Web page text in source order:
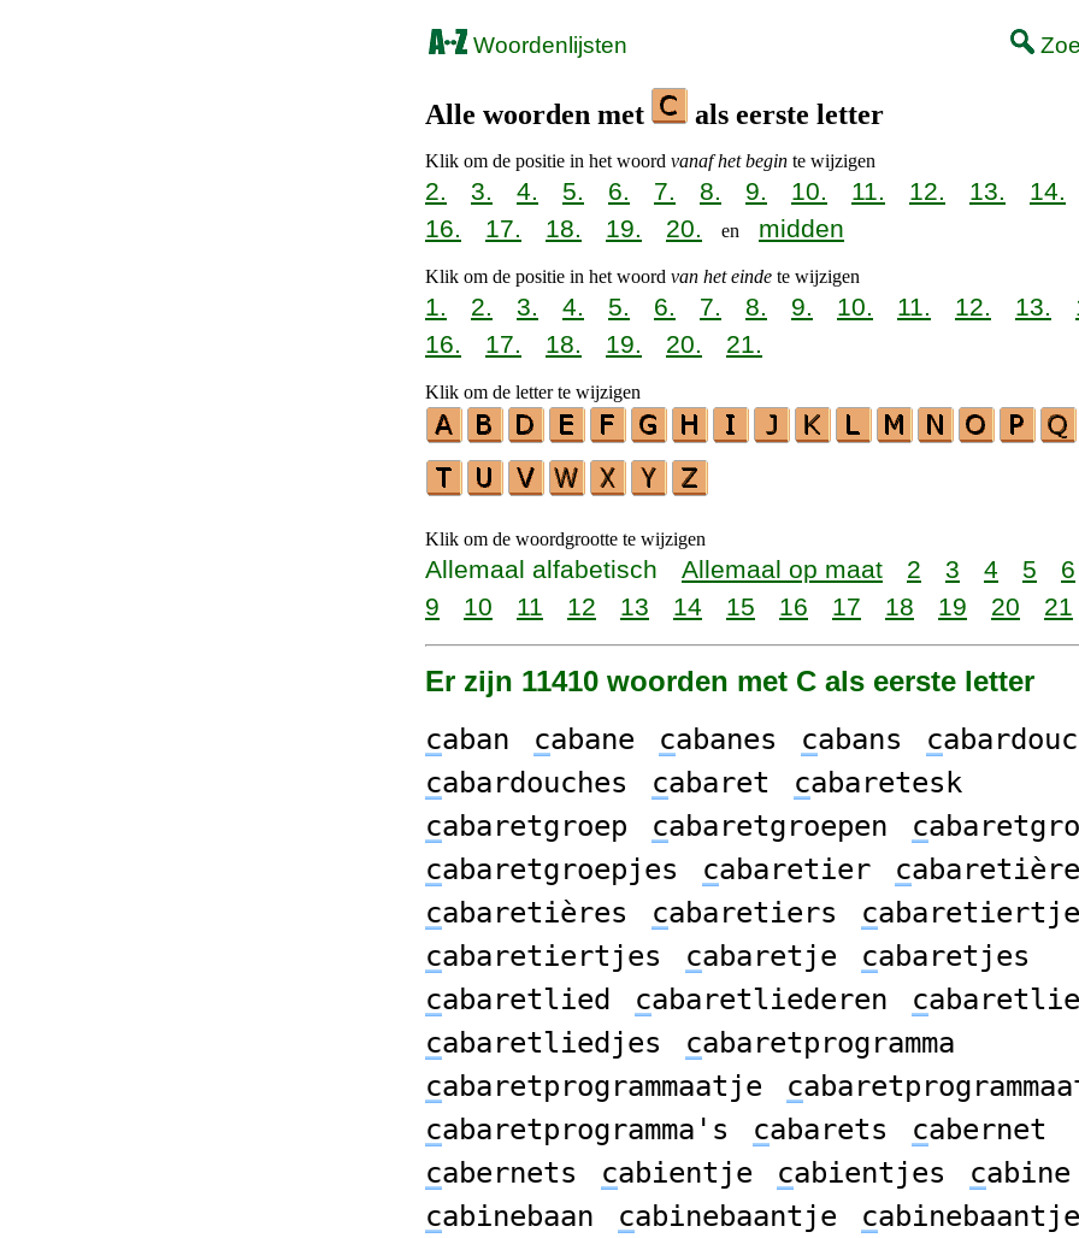
Woordenlijsten
Alle woorden met als eerste letter
Klik om de positie in het woord vanaf het begin te wijzigen
2. 3. 4. 5. 6. 7. 8. 9. 10. 11. 12. 13. 14.
16.
17. 18. 19. 20. en midden
Klik om de positie in het woord van het einde te wijzigen
1. 2. 3. 4. 5. 6. 7. 8. 9. 10. 11. 12. 13.
16.
17. 18. 19. 20. 21.
Klik om de letter te wijzigen
Klik om de woordgrootte te wijzigen
Allemaal alfabetisch Allemaal op maat 2 3 4 5 6
9
10 11 12 13 14 15 16 17 18 19 20 21
Er zijn 11410 woorden met C als eerste letter
caban cabane cabanes cabans c
cabardouches cabaret cabaretesk
cabaretgroep cabaretgroepen c
cabaretgroepjes cabaretier cabaretière
cabaretières cabaretiers cabaretiertje
cabaretiertjes cabaretje cabaretjes
cabaretlied cabaretliederen c
cabaretliedjes cabaretprogramma
cabaretprogrammaatje c
cabaretprogramma's cabarets cabernet
cabernets cabientje cabientjes cabine
cabinebaan cabinebaantje c